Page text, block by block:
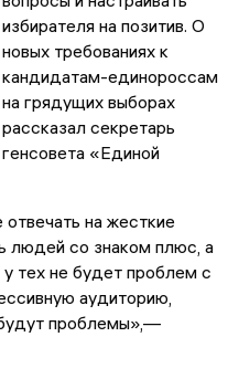
избирателя на позитив. О
новых требованиях к
кандидатам-единороссам
на грядущих выборах
рассказал секретарь
генсовета «Единой
на жесткие
людей со знаком плюс, а
тех не будет проблем с
аудиторию,
проблемы»,—